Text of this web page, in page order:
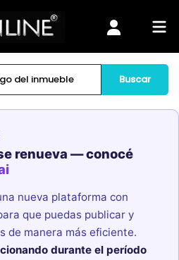
Buscar
renueva — conocé
nueva plataforma con
que puedas publicar y
de manera más eficiente.
durante el período